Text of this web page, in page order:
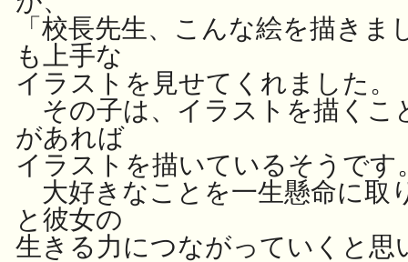
「校長先生、こんな絵を描きま
も上手な
イラストを見せてくれました。
その子は、イラストを描くこ
があれば
イラストを描いているそうです
大好きなことを一生懸命に取
と彼女の
生きる力につながっていくと思